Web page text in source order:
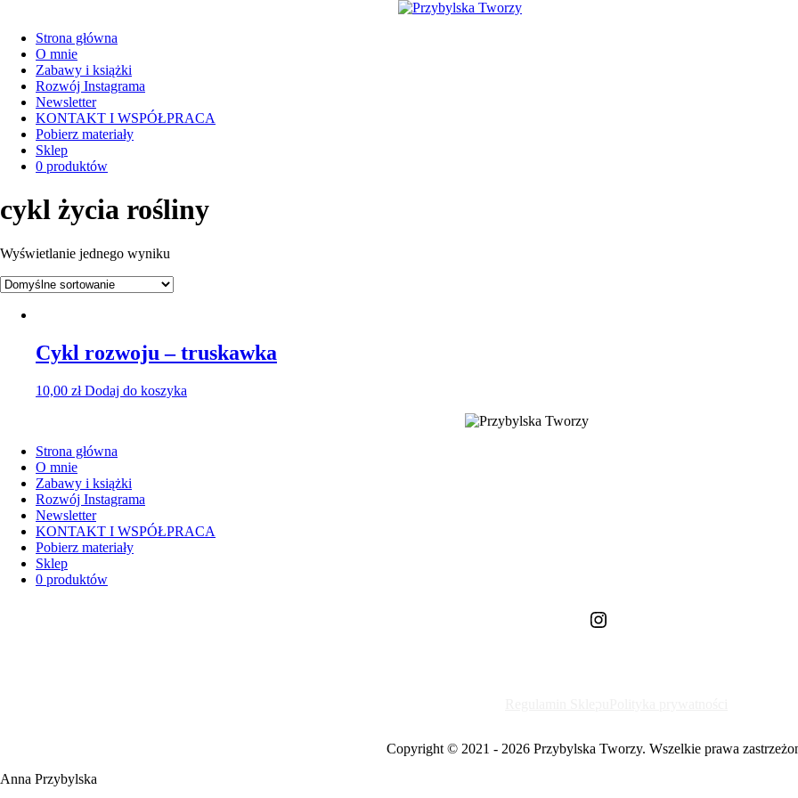
Strona główna
O mnie
Zabawy i książki
Rozwój Instagrama
Newsletter
KONTAKT I WSPÓŁPRACA
Pobierz materiały
Sklep
0 produktów
cykl życia rośliny
Wyświetlanie jednego wyniku
Cykl rozwoju – truskawka
10,00 zł Dodaj do koszyka
Strona główna
O mnie
Zabawy i książki
Rozwój Instagrama
Newsletter
KONTAKT I WSPÓŁPRACA
Pobierz materiały
Sklep
0 produktów
Instagram
Copyright © 2021 - 2026 Przybylska Tworzy. Wszelkie prawa
Anna Przybylska